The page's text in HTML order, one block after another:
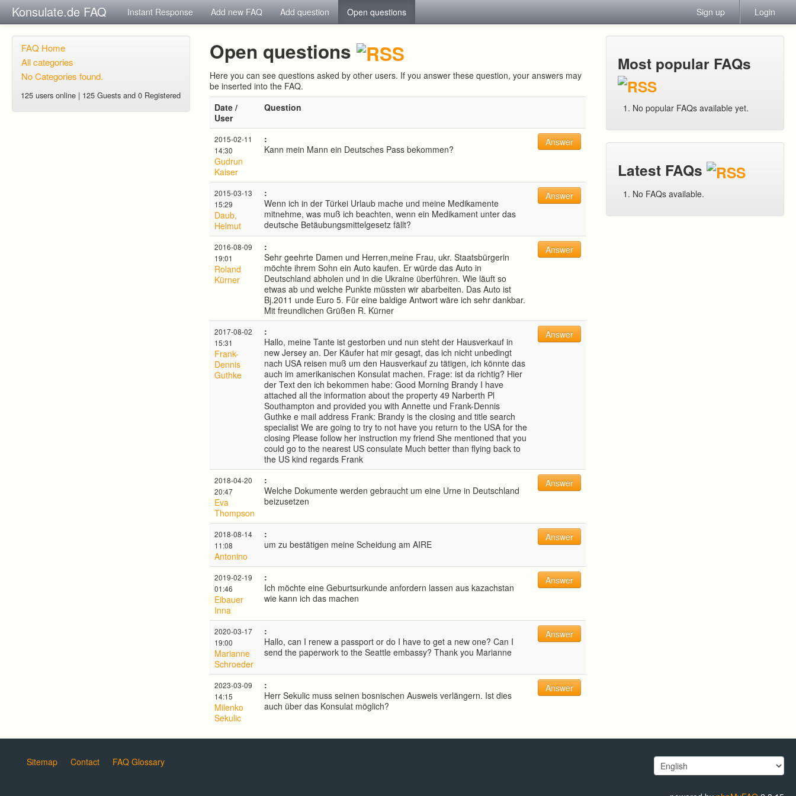
Konsulate.de FAQ Instant Response Add new FAQ Add question Open questions Sign up Login
FAQ Home
All categories
No Categories found.
125 users online | 125 Guests and 0 Registered
Open questions
Here you can see questions asked by other users. If you answer these question, your answers may
be inserted into the FAQ.
Date /
User
Question
2015-02-11
14:30
Gudrun
Kaiser
:
Kann mein Mann ein Deutsches Pass bekommen?
Answer
2015-03-13
15:29
Daub,
Helmut
:
Wenn ich in der Türkei Urlaub mache und meine Medikamente
mitnehme, was muß ich beachten, wenn ein Medikament unter das
deutsche Betäubungsmittelgesetz fällt?
Answer
2016-08-09
19:01
Roland
Kürner
:
Sehr geehrte Damen und Herren,meine Frau, ukr. Staatsbürgerin
möchte ihrem Sohn ein Auto kaufen. Er würde das Auto in
Deutschland abholen und in die Ukraine überführen. Wie läuft so
etwas ab und welche Punkte müssten wir abarbeiten. Das Auto ist
Bj.2011 unde Euro 5. Für eine baldige Antwort wäre ich sehr dankbar.
Mit freundlichen Grüßen R. Kürner
Answer
2017-08-02
15:31
Frank-
Dennis
Guthke
:
Hallo, meine Tante ist gestorben und nun steht der Hausverkauf in
new Jersey an. Der Käufer hat mir gesagt, das ich nicht unbedingt
nach USA reisen muß um den Hausverkauf zu tätigen, ich könnte das
auch im amerikanischen Konsulat machen. Frage: ist da richtig? Hier
der Text den ich bekommen habe: Good Morning Brandy I have
attached all the information about the property 49 Narberth Pl
Southampton and provided you with Annette und Frank-Dennis
Guthke e mail address Frank: Brandy is the closing and title search
specialist We are going to try to not have you return to the USA for the
closing Please follow her instruction my friend She mentioned that you
could go to the nearest US consulate Much better than flying back to
the US kind regards Frank
Answer
2018-04-20
20:47
Eva
Thompson
:
Welche Dokumente werden gebraucht um eine Urne in Deutschland
beizusetzen
Answer
2018-08-14
11:08
Antonino
:
um zu bestätigen meine Scheidung am AIRE
Answer
2019-02-19
01:46
Eibauer
Inna
:
Ich möchte eine Geburtsurkunde anfordern lassen aus kazachstan
wie kann ich das machen
Answer
2020-03-17
19:00
Marianne
Schroeder
:
Hallo, can I renew a passport or do I have to get a new one? Can I
send the paperwork to the Seattle embassy? Thank you Marianne
Answer
2023-03-09
14:15
Milenko
Sekulic
:
Herr Sekulic muss seinen bosnischen Ausweis verlängern. Ist dies
auch über das Konsulat möglich?
Answer
Most popular FAQs
No popular FAQs available yet.
Latest FAQs
No FAQs available.
Sitemap Contact FAQ Glossary